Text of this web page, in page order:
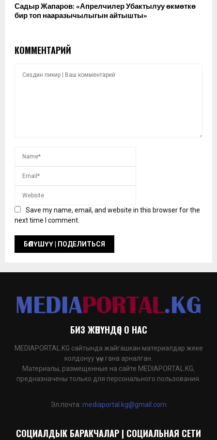
Садыр Жапаров: «Апрелчилер Убактылуу өкмөткө
бир топ нааразычылыгын айтышты»
КОММЕНТАРИЙ
Save my name, email, and website in this browser for the
next time I comment.
БИЗ ЖӨНҮНДӨ | О НАС
MEDIAPORTAL.KG сайтында жайгашкан материалдар жеке
колдонуу үчүн гана арналган.
Материалы, размещенные на сайте MEDIAPORTAL.KG,
предназначены только для персонального пользования.
Эл.почта: mediaportal.kg@gmail.com
СОЦИАЛДЫК БАРАКЧАЛАР | СОЦИАЛЬНАЯ СЕТИ